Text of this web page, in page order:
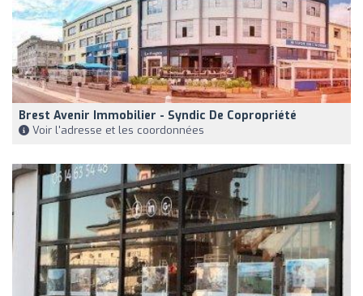
Brest Avenir Immobilier - Syndic De Copropriété
Voir l'adresse et les coordonnées